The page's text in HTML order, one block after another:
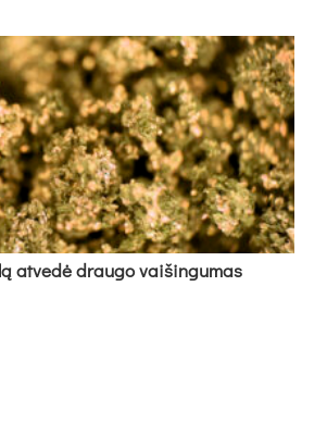
at­ve­dė drau­go vai­šin­gu­mas